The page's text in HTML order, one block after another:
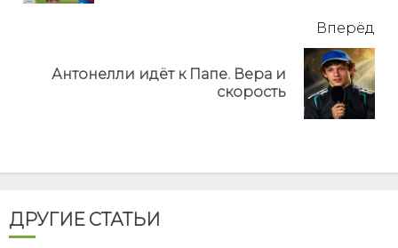
Вперёд
NextАнтонелли идёт к Папе. Вера и
скорость
ДРУГИЕ СТАТЬИ